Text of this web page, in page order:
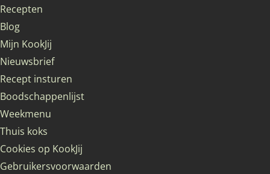
Recepten
Blog
Mijn KookJij
Nieuwsbrief
Recept insturen
Boodschappenlijst
Weekmenu
Thuis koks
Cookies op KookJij
Gebruikersvoorwaarden